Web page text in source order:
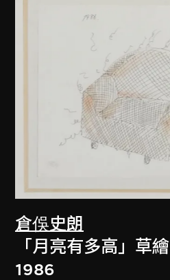
倉俁史朗
「月亮有多高」草繪
1986